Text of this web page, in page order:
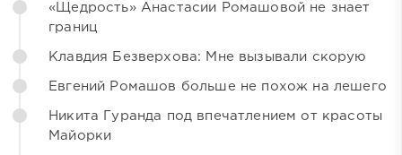
«Щедрость» Анастасии Ромашовой не знает
границ
Клавдия Безверхова: Мне вызывали скорую
Евгений Ромашов больше не похож на лешего
Никита Гуранда под впечатлением от красоты
Майорки